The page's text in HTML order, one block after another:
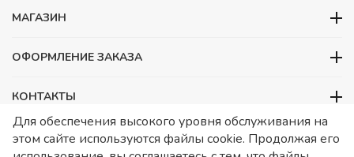
МАГАЗИН
ОФОРМЛЕНИЕ ЗАКАЗА
КОНТАКТЫ
ООО «Детский сад», ОГРН 1157746480088
ИНН 7728252648 КПП 772601001 Юридический адрес – Москва,
Для обеспечения высокого уровня обслуживания на
этом сайте используются файлы cookie. Продолжая его